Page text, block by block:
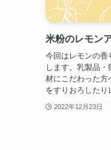
米粉のレモン
今回はレモンの香
します。乳製品
材にこだわった方
をすりおろした
2022年12月23日